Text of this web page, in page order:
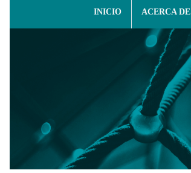
INICIO ACERCA DE